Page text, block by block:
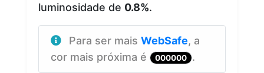
luminosidade de 0.8%.
Para ser mais WebSafe, a
cor mais próxima é
000000 .